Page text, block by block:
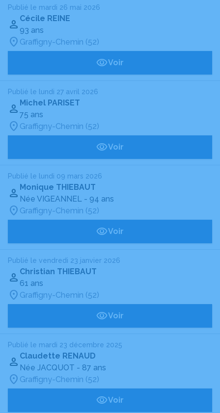
Publié le mardi 26 mai 2026
Cécile REINE
93 ans
Graffigny-Chemin (52)
Voir
Publié le lundi 27 avril 2026
Michel PARISET
75 ans
Graffigny-Chemin (52)
Voir
Publié le lundi 09 mars 2026
Monique THIEBAUT
Née VIGEANNEL - 94 ans
Graffigny-Chemin (52)
Voir
Publié le vendredi 23 janvier 2026
Christian THIEBAUT
61 ans
Graffigny-Chemin (52)
Voir
Publié le mardi 23 décembre 2025
Claudette RENAUD
Née JACQUOT - 87 ans
Graffigny-Chemin (52)
Voir